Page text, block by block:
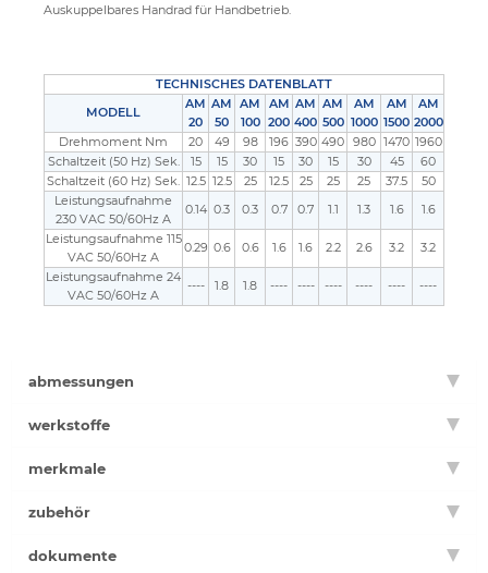
Auskuppelbares Handrad für Handbetrieb.
TECHNISCHES DATENBLATT
MODELL
AM
20
AM
50
AM
100
AM
200
AM
400
AM
500
AM
1000
AM
1500
AM
2000
Drehmoment Nm
20 49 98 196 390 490 980 1470 1960
Schaltzeit (50 Hz) Sek.
15 15 30 15 30 15 30 45
60
Schaltzeit (60 Hz) Sek. 12.5 12.5 25 12.5 25 25 25 37.5
50
Leistungsaufnahme
230 VAC 50/60Hz A
0.14 0.3 0.3 0.7 0.7 1.1 1.3 1.6
1.6
Leistungsaufnahme 115
VAC 50/60Hz A
0.29 0.6 0.6 1.6 1.6 2.2 2.6 3.2
3.2
Leistungsaufnahme 24
VAC 50/60Hz A
---- 1.8 1.8 ---- ---- ---- ---- ---- ----
abmessungen
werkstoffe
merkmale
zubehör
dokumente